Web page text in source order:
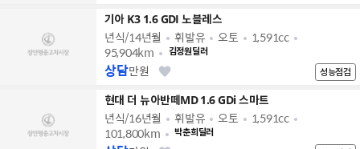
기아 K3 1.6 GDI 노블레스
년식/14년월 휘발유 오토
1,591cc
95,904km
김정원딜러
성능점검
상담만원
현대 더 뉴아반떼MD 1.6 GDi 스마트
년식/16년월 휘발유 오토
1,591cc
101,800km
박춘희딜러